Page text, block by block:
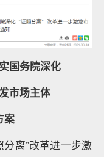
国务院深化
市场主体
案
离”改革进一步激